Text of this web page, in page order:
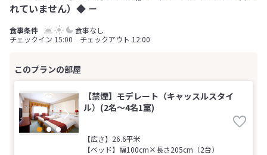
れていません）◆ －
食事なし
チェックイン 15:00 チェックアウト 12:00
【禁煙】モデレート（キャッスルスタイ
ル）(2名～4名1室)
【広さ】26.6平米
【ベッド】幅100cm×長さ205cm（2台）